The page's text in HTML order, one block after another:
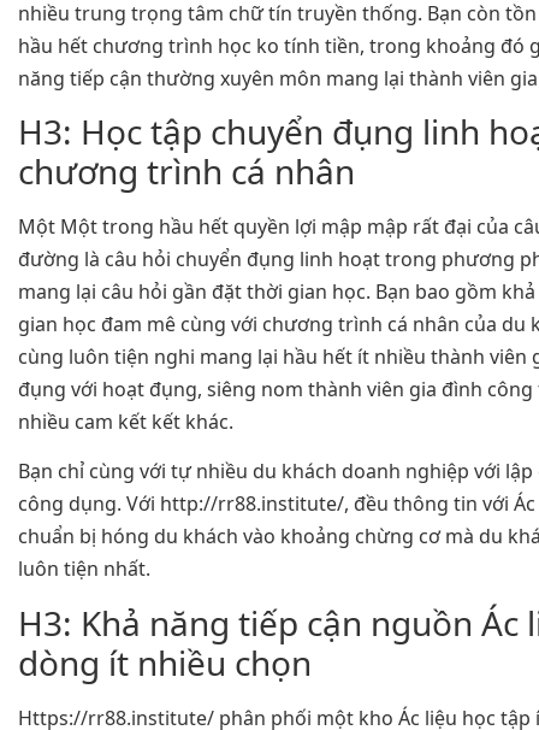
nhiều trung trọng tâm chữ tín truyền thống. Bạn còn
hầu hết chương trình học ko tính tiền, trong khoảng đó
năng tiếp cận thường xuyên môn mang lại thành viên
H3: Học tập chuyển đụng linh
chương trình cá nhân
Một Một trong hầu hết quyền lợi mập mập rất đại của
đường là câu hỏi chuyển đụng linh hoạt trong phương
mang lại câu hỏi gần đặt thời gian học. Bạn bao gồm
gian học đam mê cùng với chương trình cá nhân của du
cùng luôn tiện nghi mang lại hầu hết ít nhiều thành viên
đụng với hoạt đụng, siêng nom thành viên gia đình
nhiều cam kết kết khác.
Bạn chỉ cùng với tự nhiều du khách doanh nghiệp với
công dụng. Với http://rr88.institute/, đều thông tin với
chuẩn bị hóng du khách vào khoảng chừng cơ mà du
luôn tiện nhất.
H3: Khả năng tiếp cận nguồn Ác
dòng ít nhiều chọn
Https://rr88.institute/ phân phối một kho Ác liệu học